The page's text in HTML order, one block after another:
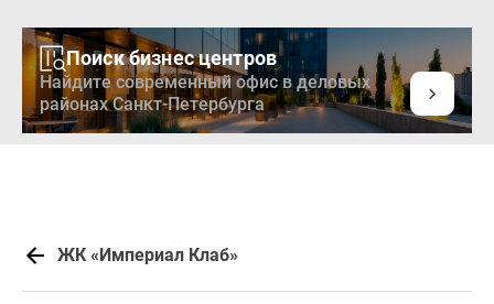
Поиск бизнес центров
Найдите современный офис в деловых
районах Санкт-Петербурга
ЖК «Империал Клаб»